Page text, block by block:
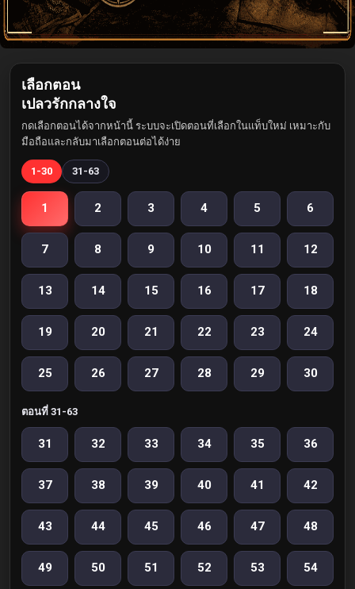
เลือกตอน
เปลวรักกลางใจ
กดเลือกตอนได้จากหน้านี้ ระบบจะเปิดตอนที่เลือกในแท็บใหม่ เหมาะกับ
มือถือและกลับมาเลือกตอนต่อได้ง่าย
1-30 31-63
1 2 3 4 5 6
7 8 9 10 11 12
13 14 15 16 17 18
19 20 21 22 23 24
25 26 27 28 29 30
ตอนที่ 31-63
31 32 33 34 35 36
37 38 39 40 41 42
43 44 45 46 47 48
49 50 51 52 53 54